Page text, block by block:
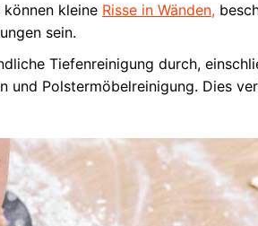
können kleine Risse in Wänden,
sein.
Tiefenreinigung durch,
und Polstermöbelreinigung. Dies